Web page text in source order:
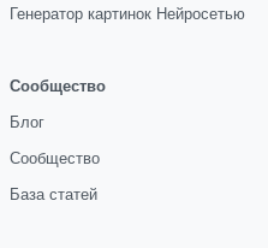
Генератор картинок Нейросетью
Сообщество
Блог
Сообщество
База статей